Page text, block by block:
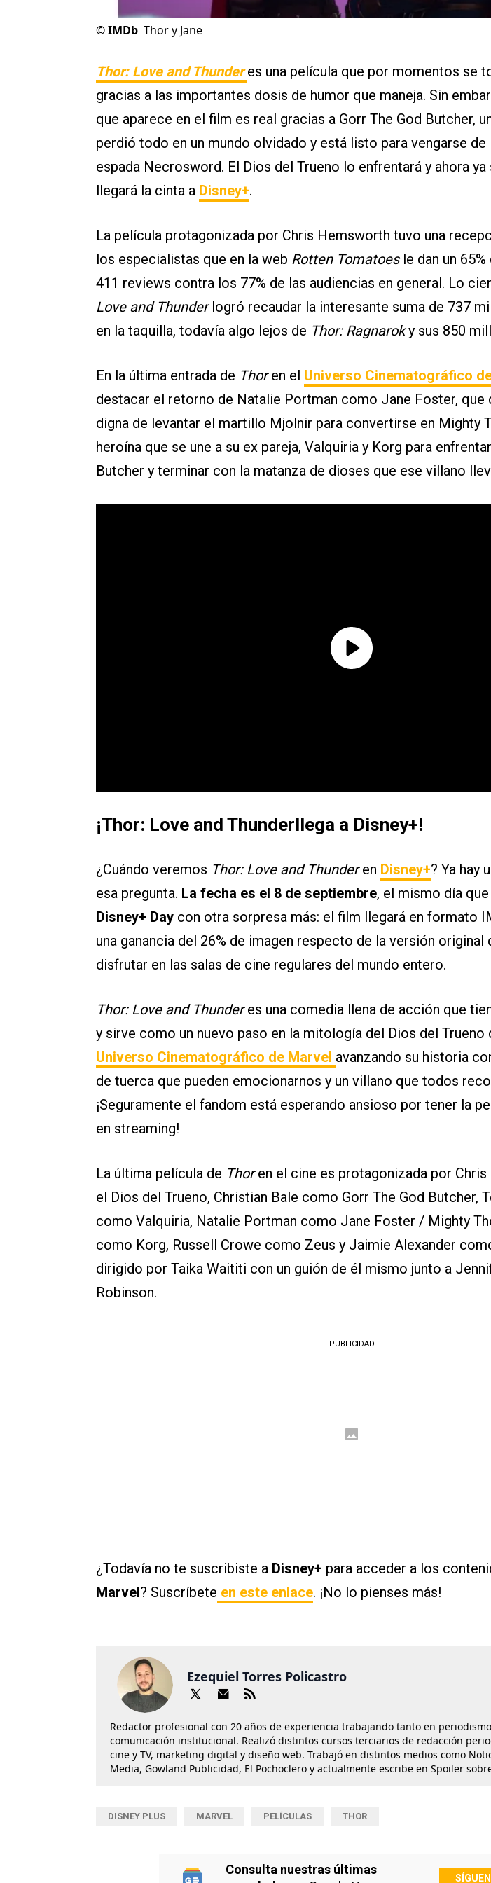
©IMDb Thor y Jane
Thor: Love and Thunder es una película que por momentos se
gracias a las importantes dosis de humor que maneja. Sin
que aparece en el film es real gracias a Gorr The God Butcher,
perdió todo en un mundo olvidado y está listo para vengarse
espada Necrosword. El Dios del Trueno lo enfrentará y ahora
llegará la cinta a Disney+.
La película protagonizada por Chris Hemsworth tuvo una
los especialistas que en la web Rotten Tomatoesle dan un
411 reviews contra los 77% de las audiencias en general. Lo
Love and Thunder logró recaudar la interesante suma de 737
en la taquilla, todavía algo lejos de Thor: Ragnaroky sus 850
En la última entrada de Thoren el Universo Cinematográfico
destacar el retorno de Natalie Portman como Jane Foster, que
digna de levantar el martillo Mjolnir para convertirse en Mighty
heroína que se une a su ex pareja, Valquiria y Korg para
Butcher y terminar con la matanza de dioses que ese villano
¡Thor: Love and Thunderllega a Disney+!
¿Cuándo veremos Thor: Love and Thunderen Disney+? Ya hay
esa pregunta. La fecha es el 8 de septiembre, el mismo día
Disney+ Day con otra sorpresa más: el film llegará en formato
una ganancia del 26% de imagen respecto de la versión original
disfrutar en las salas de cine regulares del mundo entero.
Thor: Love and Thunderes una comedia llena de acción que
y sirve como un nuevo paso en la mitología del Dios del Trueno
Universo Cinematográfico de Marvel avanzando su historia
de tuerca que pueden emocionarnos y un villano que todos
¡Seguramente el fandom está esperando ansioso por tener la
en streaming!
La última película de Thoren el cine es protagonizada por
el Dios del Trueno, Christian Bale como Gorr The God Butcher,
como Valquiria, Natalie Portman como Jane Foster / Mighty
como Korg, Russell Crowe como Zeus y Jaimie Alexander
dirigido por Taika Waititi con un guión de él mismo junto a
Robinson.
PUBLICIDAD
¿Todavía no te suscribiste a Disney+ para acceder a los
Marvel? Suscríbete en este enlace. ¡No lo pienses más!
Ezequiel Torres Policastro
Redactor profesional con 20 años de experiencia trabajando tanto en
comunicación institucional. Realizó distintos cursos terciarios de redacción
cine y TV, marketing digital y diseño web. Trabajó en distintos medios como
Media, Gowland Publicidad, El Pochoclero y actualmente escribe en Spoiler
DISNEY PLUS MARVEL PELÍCULAS THOR
Consulta nuestras últimas